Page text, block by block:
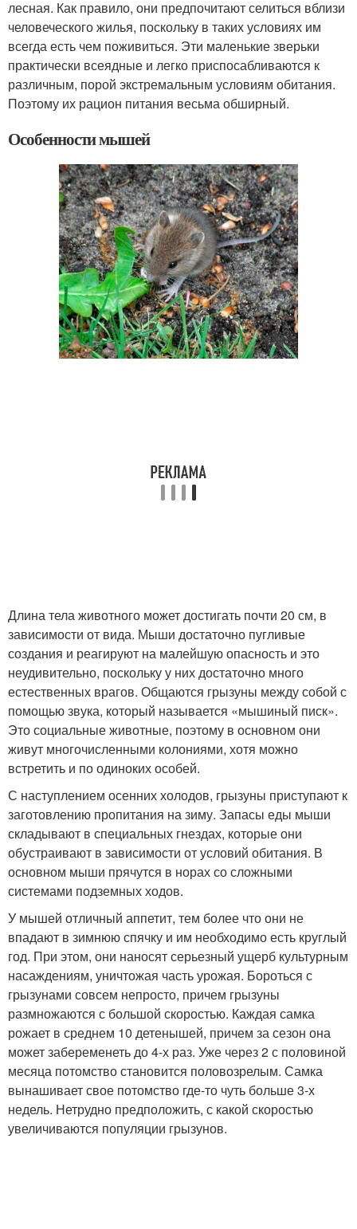
лесная. Как правило, они предпочитают селиться вблизи
человеческого жилья, поскольку в таких условиях им
всегда есть чем поживиться. Эти маленькие зверьки
практически всеядные и легко приспосабливаются к
различным, порой экстремальным условиям обитания.
Поэтому их рацион питания весьма обширный.
Особенности мышей
Длина тела животного может достигать почти 20 см, в
зависимости от вида. Мыши достаточно пугливые
создания и реагируют на малейшую опасность и это
неудивительно, поскольку у них достаточно много
естественных врагов. Общаются грызуны между собой с
помощью звука, который называется «мышиный писк».
Это социальные животные, поэтому в основном они
живут многочисленными колониями, хотя можно
встретить и по одиноких особей.
С наступлением осенних холодов, грызуны приступают к
заготовлению пропитания на зиму. Запасы еды мыши
складывают в специальных гнездах, которые они
обустраивают в зависимости от условий обитания. В
основном мыши прячутся в норах со сложными
системами подземных ходов.
У мышей отличный аппетит, тем более что они не
впадают в зимнюю спячку и им необходимо есть круглый
год. При этом, они наносят серьезный ущерб культурным
насаждениям, уничтожая часть урожая. Бороться с
грызунами совсем непросто, причем грызуны
размножаются с большой скоростью. Каждая самка
рожает в среднем 10 детенышей, причем за сезон она
может забеременеть до 4-х раз. Уже через 2 с половиной
месяца потомство становится половозрелым. Самка
вынашивает свое потомство где-то чуть больше 3-х
недель. Нетрудно предположить, с какой скоростью
увеличиваются популяции грызунов.